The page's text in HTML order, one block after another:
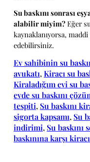
Su baskını sonrası
alabilir miyim? Eğer
kaynaklanıyorsa,
edebilirsiniz.
Ev sahibinin su
avukatı, Kiracı su
Kiraladığım evi su
evde su baskını
tespiti, Su baskını
sigorta kapsamı, Su
indirimi, Su baskını
baskınına karşı